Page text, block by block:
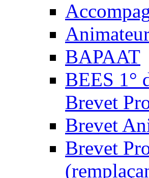
BAPAAT
BEES 1°
Brevet
Brevet
Brevet